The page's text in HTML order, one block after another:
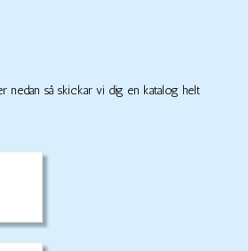
nedan så skickar vi dig en katalog helt